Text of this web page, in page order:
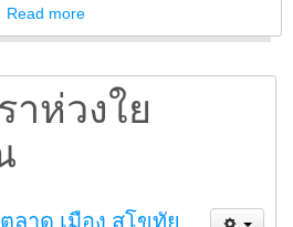
Read more
าห่วงใย
ลาด เมือง สุโขทัย